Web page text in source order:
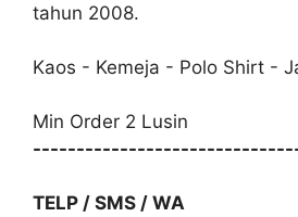
tahun 2008.
Kaos - Kemeja - Polo Shirt -
Min Order 2 Lusin
TELP / SMS / WA